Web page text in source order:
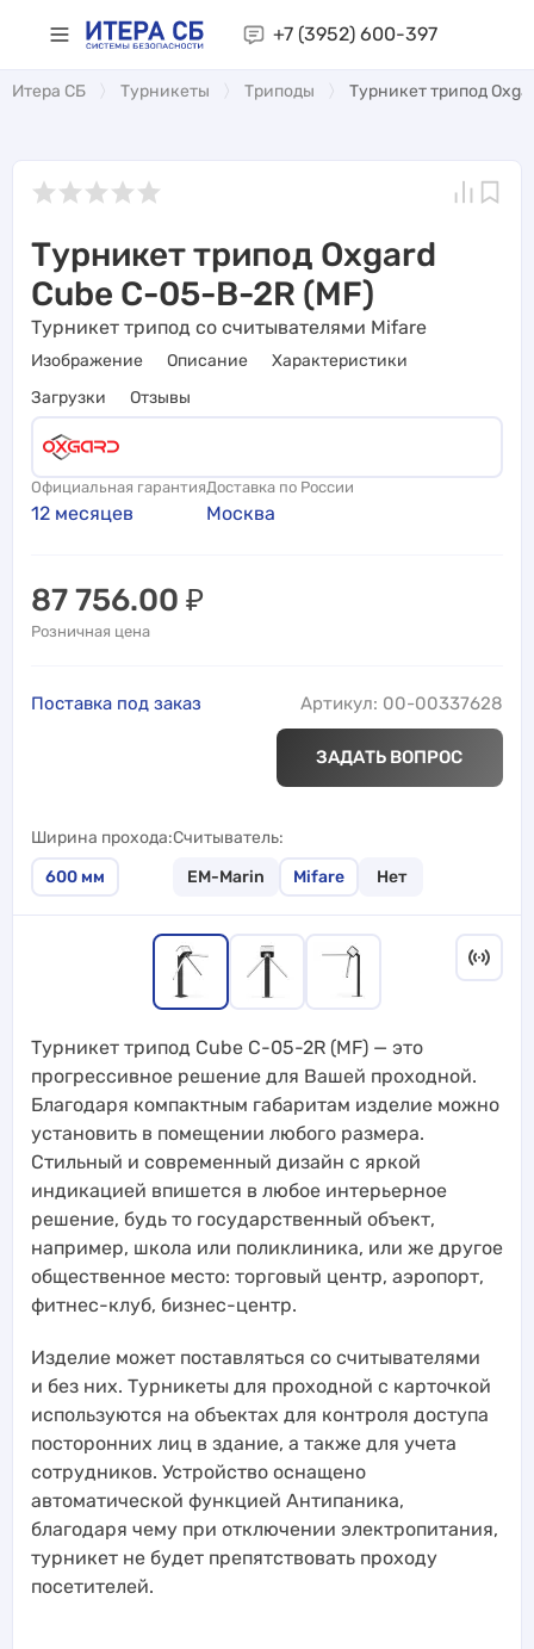
+7 (3952) 600-397
Итера СБ Турникеты Триподы Турникет трипод
Турникет трипод Oxgard
Cube C-05-B-2R (MF)
Турникет трипод со считывателями Mifare
Изображение Описание
Характеристики
Загрузки
Отзывы
Официальная гарантия
12 месяцев
Доставка по России
Москва
87 756.00 ₽
Розничная цена
Поставка под заказ Артикул: 00-00337628
ЗАДАТЬ ВОПРОС
Ширина прохода
600 мм
Считыватель
EM-Marin
Mifare Нет
Турникет трипод Cube C-05-2R (MF) — это
прогрессивное решение для Вашей проходной.
Благодаря компактным габаритам изделие можно
установить в помещении любого размера.
Стильный и современный дизайн с яркой
индикацией впишется в любое интерьерное
решение, будь то государственный объект,
например, школа или поликлиника, или же другое
общественное место: торговый центр, аэропорт,
фитнес-клуб, бизнес-центр.
Изделие может поставляться со считывателями
и без них. Турникеты для проходной с карточкой
используются на объектах для контроля доступа
посторонних лиц в здание, а также для учета
сотрудников. Устройство оснащено
автоматической функцией Антипаника,
благодаря чему при отключении электропитания,
турникет не будет препятствовать проходу
посетителей.